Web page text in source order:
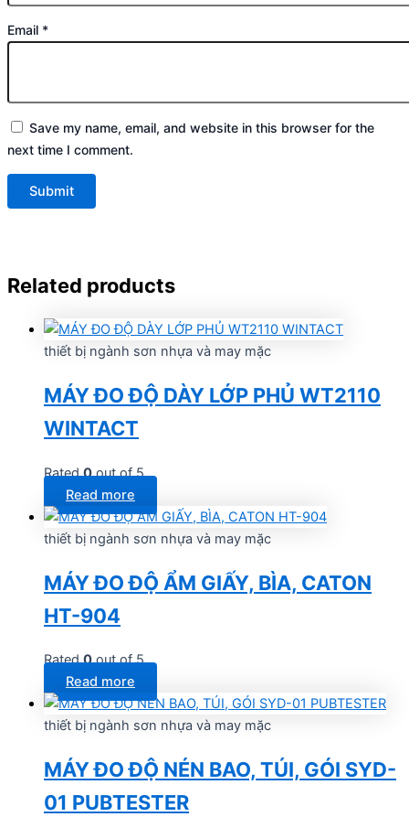
Email *
Save my name, email, and website in this browser for the
next time I comment.
Related products
thiết bị ngành sơn nhựa và may mặc
MÁY ĐO ĐỘ DÀY LỚP PHỦ WT2110
WINTACT
Rated0out of 5
Read more
thiết bị ngành sơn nhựa và may mặc
MÁY ĐO ĐỘ ẨM GIẤY, BÌA, CATON
HT-904
Rated0out of 5
Read more
thiết bị ngành sơn nhựa và may mặc
MÁY ĐO ĐỘ NÉN BAO, TÚI, GÓI SYD-
01 PUBTESTER